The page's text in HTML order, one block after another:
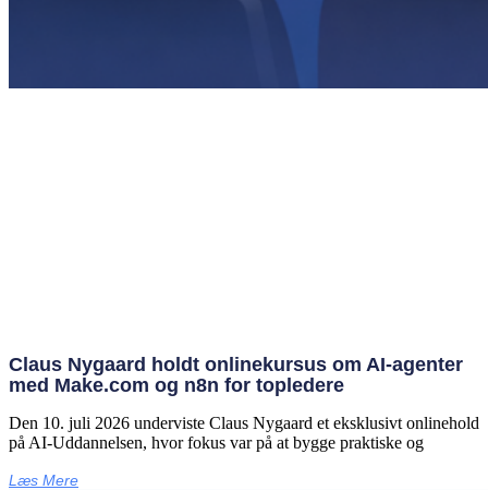
Claus Nygaard holdt onlinekursus om AI‑agenter
med Make.com og n8n for topledere
Den 10. juli 2026 underviste Claus Nygaard et eksklusivt onlinehold
på AI‑Uddannelsen, hvor fokus var på at bygge praktiske og
Læs Mere